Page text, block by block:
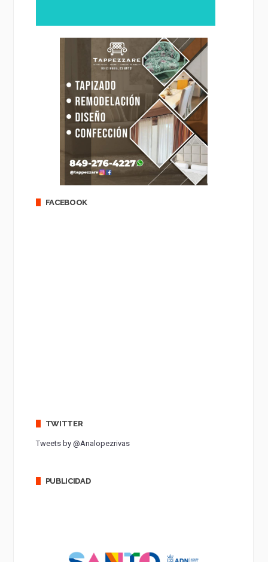
FACEBOOK
TWITTER
Tweets by @Analopezrivas
PUBLICIDAD